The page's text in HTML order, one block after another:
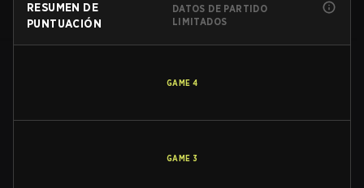
RESUMEN DE
PUNTUACIÓN
DATOS DE PARTIDO
LIMITADOS
GAME 4
GAME 3